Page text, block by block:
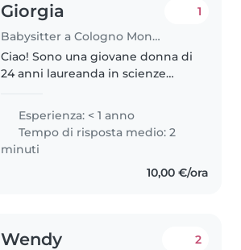
Giorgia
Babysitter a Cologno Monzese
1
Ciao! Sono una giovane donna di
24 anni laureanda in scienze
formazione a Milano. Sono
educatrice di asilo nido da più di
due anni, mi piace stare con
loro..
Esperienza: < 1 anno
Tempo di risposta medio: 2
minuti
10,00 €/ora
Wendy 2